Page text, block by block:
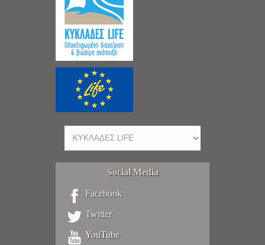
Social Media
Facebook
Twitter
YouTube